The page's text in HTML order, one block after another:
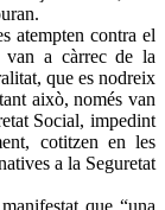
atempten contra el
van a càrrec de la
que es nodreix
això, només van
Social, impedint
cotitzen en les
a la Seguretat
que “una